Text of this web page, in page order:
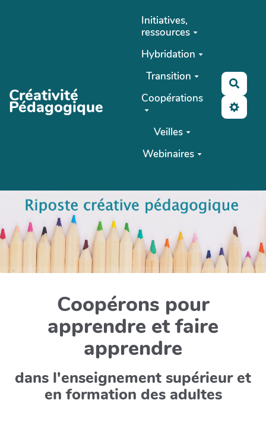
Créativité
Pédagogique
Initiatives,
ressources
Hybridation
Transition
Coopérations
Veilles
Webinaires
Coopérons pour
apprendre et faire
apprendre
dans l'enseignement supérieur et
en formation des adultes